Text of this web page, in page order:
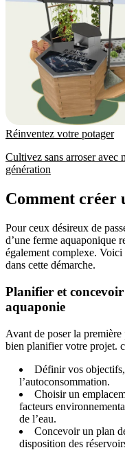
Réinventez votre potager
Cultivez sans arroser avec
génération
Comment créer
Pour ceux désireux de
d’une ferme aquaponique
également complexe.
dans cette démarche.
Planifier et
aquaponie
Avant de poser la
bien planifier votre projet.
Définir vos
l’autoconsommation.
Choisir un
facteurs
de l’eau.
Concevoir un plan
disposition des